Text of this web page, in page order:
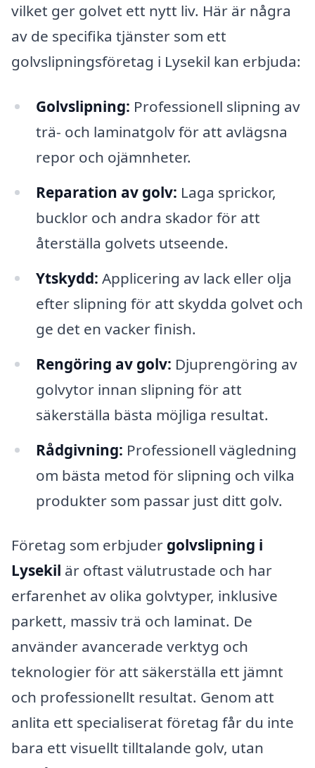
vilket ger golvet ett nytt liv. Här är några
av de specifika tjänster som ett
golvslipningsföretag i Lysekil kan erbjuda:
Golvslipning: Professionell slipning av
trä- och laminatgolv för att avlägsna
repor och ojämnheter.
Reparation av golv: Laga sprickor,
bucklor och andra skador för att
återställa golvets utseende.
Ytskydd: Applicering av lack eller olja
efter slipning för att skydda golvet och
ge det en vacker finish.
Rengöring av golv: Djuprengöring av
golvytor innan slipning för att
säkerställa bästa möjliga resultat.
Rådgivning: Professionell vägledning
om bästa metod för slipning och vilka
produkter som passar just ditt golv.
Företag som erbjuder golvslipning i
Lysekil är oftast välutrustade och har
erfarenhet av olika golvtyper, inklusive
parkett, massiv trä och laminat. De
använder avancerade verktyg och
teknologier för att säkerställa ett jämnt
och professionellt resultat. Genom att
anlita ett specialiserat företag får du inte
bara ett visuellt tilltalande golv, utan